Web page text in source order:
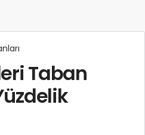
Taban